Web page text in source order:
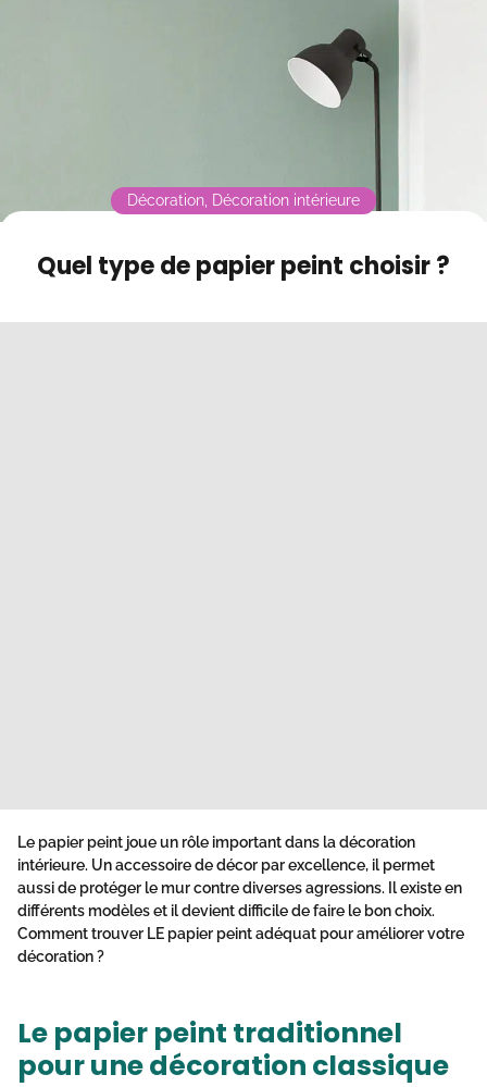
Quel type de papier peint choisir ?
Décoration Décoration intérieure
Le papier peint joue un rôle important dans la décoration
intérieure. Un accessoire de décor par excellence, il permet
aussi de protéger le mur contre diverses agressions. Il existe en
différents modèles et il devient difficile de faire le bon choix.
Comment trouver LE papier peint adéquat pour améliorer votre
décoration ?
Le papier peint traditionnel
pour une décoration classique